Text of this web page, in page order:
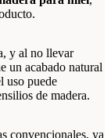
y al no llevar
un acabado natural
uso puede
de madera.
convencionales, ya